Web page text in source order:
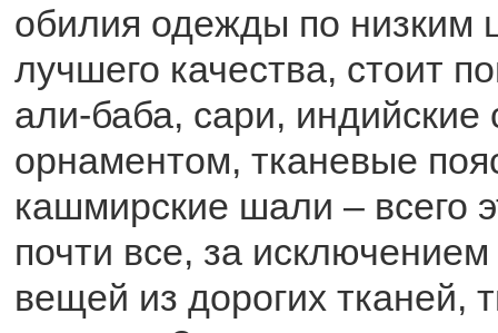
обилия одежды по низким
лучшего качества, стоит
али-баба, сари,
орнаментом, тканевые
кашмирские шали – всего
почти все, за
вещей из дорогих тканей,